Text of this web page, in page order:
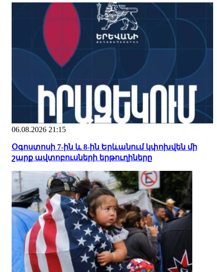
06.08.2026 21:15
Օգոստոսի 7-ին և 8-ին Երևանում կփոխվեն մի
շարք ավտոբուսների երթուղիները